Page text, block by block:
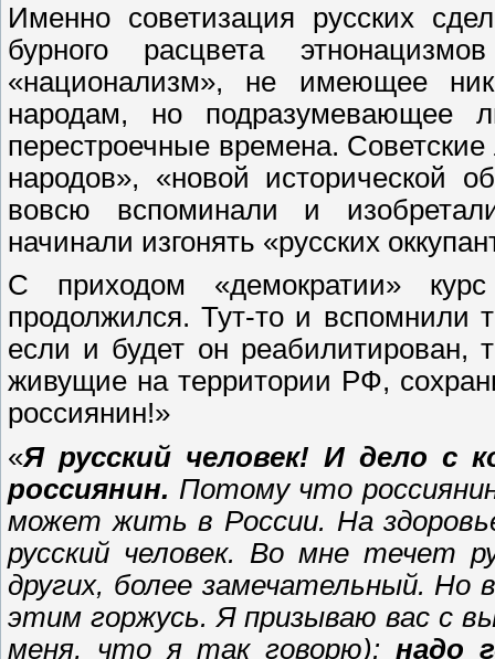
Именно советизация русских
бурного расцвета
«национализм», не имеющее
народам, но подразумевающее
перестроечные времена.
народов», «новой исторической
вовсю вспоминали и
начинали изгонять «русских
С приходом «демократии»
продолжился. Тут-то и вспомнили
если и будет он реабилитирован,
живущие на территории РФ,
россиянин!»
«Я русский человек! И дело с
россиянин. Потому что
может жить в России. Hа
русский человек. Во мне течет
других, более замечательный. Hо
этим горжусь. Я призываю вас с
меня, что я так говорю): надо